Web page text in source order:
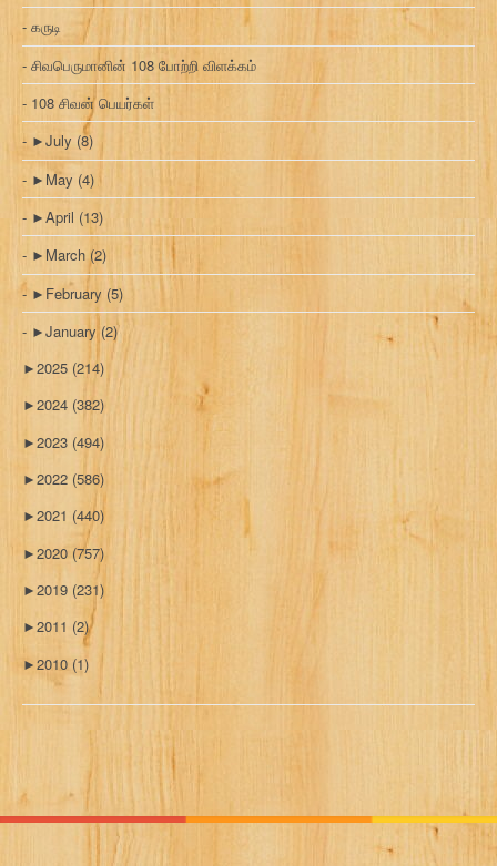
கருடி
சிவபெருமானின் 108 போற்றி விளக்கம்
108 சிவன் பெயர்கள்
►July (8)
► May (4)
►April (13)
► March (2)
► February (5)
►January (2)
►2025 (214)
►2024 (382)
►2023 (494)
►2022 (586)
►2021 (440)
►2020 (757)
►2019 (231)
►2011 (2)
►2010 (1)